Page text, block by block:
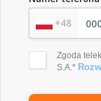
+48
Zgoda
S.A.*